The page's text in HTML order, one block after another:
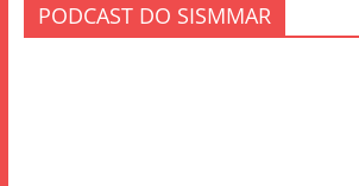
PODCAST DO SISMMAR